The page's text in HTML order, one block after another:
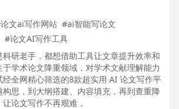
文ai写作网站 #ai智能写论文
#论文AI写作工具
研老手，都想借助工具让文章提升效率和
学术论文降重领域，对学术文献理解能力
全网精心筛选的8款超实用 AI 论文写作平
思，到大纲搭建、内容填充，再到查重降
论文写作不再艰难，